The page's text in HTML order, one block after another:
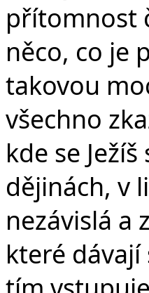
přítomnost
něco, co je
takovou
všechno
kde se
dějinách, v
nezávislá a
které dávají